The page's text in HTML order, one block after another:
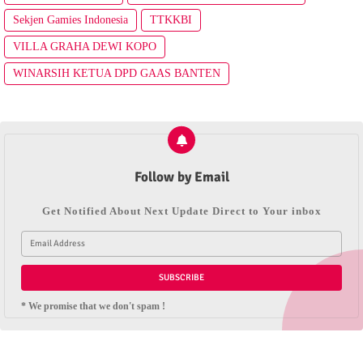
Sekjen Gamies Indonesia TTKKBI
VILLA GRAHA DEWI KOPO
WINARSIH KETUA DPD GAAS BANTEN
Follow by Email
Get Notified About Next Update Direct to Your inbox
* We promise that we don't spam !